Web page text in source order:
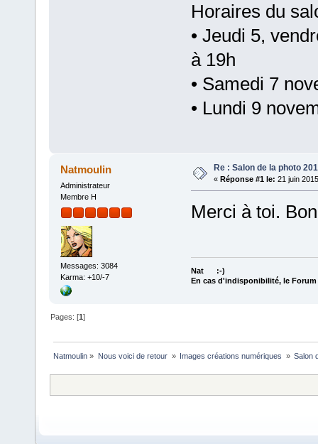
Horaires du
• Jeudi 5,
à 19h
• Samedi 7
• Lundi 9
Natmoulin
Administrateur
Membre H
Messages: 3084
Karma: +10/-7
Re : Salon de la photo
« Réponse #1 le: 21 juin
Merci à toi.
Nat :-)
En cas d'indisponibilité, le
Pages: [1]
Natmoulin » Nous voici de retour » Images créations numériques » Salon